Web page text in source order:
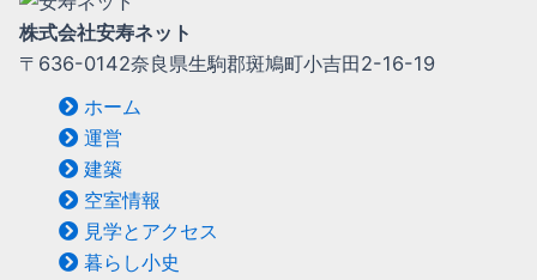
株式会社安寿ネット
〒636-0142奈良県生駒郡斑鳩町小吉田2-16-19
ホーム
運営
建築
空室情報
見学とアクセス
暮らし小史